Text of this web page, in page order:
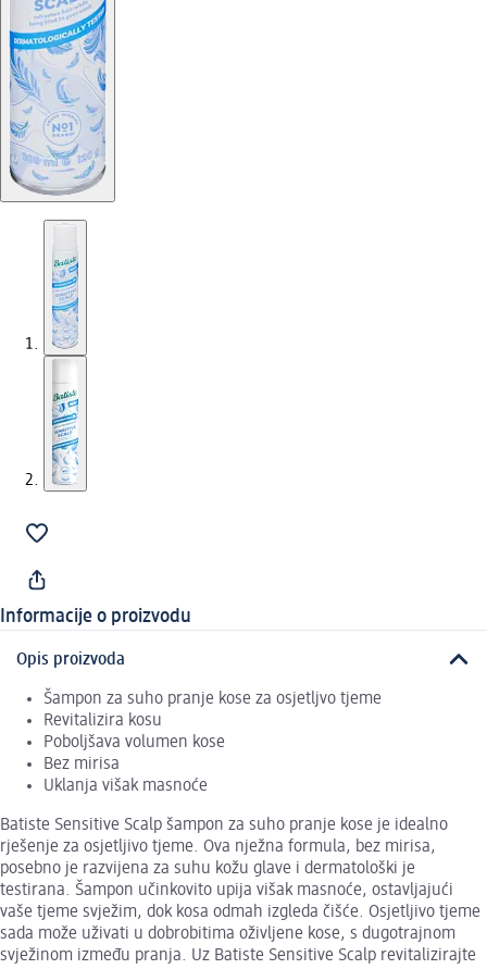
Informacije o proizvodu
Opis proizvoda
Šampon za suho pranje kose za osjetljvo tjeme
Revitalizira kosu
Poboljšava volumen kose
Bez mirisa
Uklanja višak masnoće
Batiste Sensitive Scalp šampon za suho pranje kose je idealno
rješenje za osjetljivo tjeme. Ova nježna formula, bez mirisa,
posebno je razvijena za suhu kožu glave i dermatološki je
testirana. Šampon učinkovito upija višak masnoće, ostavljajući
vaše tjeme svježim, dok kosa odmah izgleda čišće. Osjetljivo tjeme
sada može uživati u dobrobitima oživljene kose, s dugotrajnom
svježinom između pranja. Uz Batiste Sensitive Scalp revitalizirajte